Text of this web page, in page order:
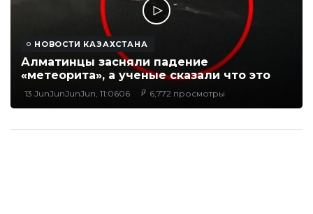
НОВОСТИ КАЗАХСТАНА
Алматинцы засняли падение
«метеорита», а ученые сказали что это
13 JunJunJunJun, 11:0606 6,772 просмотры